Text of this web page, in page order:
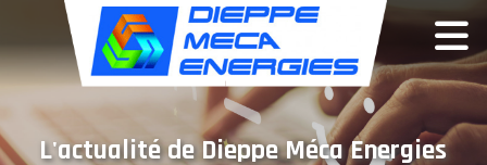
L'actualité de Dieppe Méca Energies
Panneau de gestion des cookies